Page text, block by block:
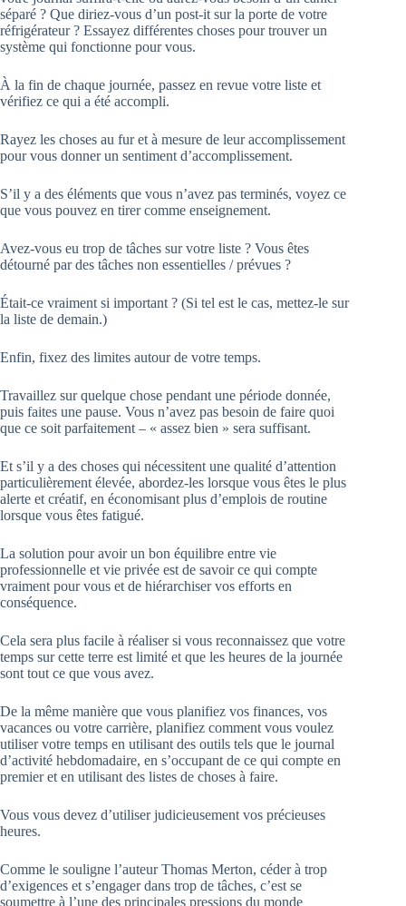
séparé ? Que diriez-vous d’un post-it sur la porte de votre
réfrigérateur ? Essayez différentes choses pour trouver un
système qui fonctionne pour vous.
À la fin de chaque journée, passez en revue votre liste et
vérifiez ce qui a été accompli.
Rayez les choses au fur et à mesure de leur accomplissement
pour vous donner un sentiment d’accomplissement.
S’il y a des éléments que vous n’avez pas terminés, voyez ce
que vous pouvez en tirer comme enseignement.
Avez-vous eu trop de tâches sur votre liste ? Vous êtes
détourné par des tâches non essentielles / prévues ?
Était-ce vraiment si important ? (Si tel est le cas, mettez-le sur
la liste de demain.)
Enfin, fixez des limites autour de votre temps.
Travaillez sur quelque chose pendant une période donnée,
puis faites une pause. Vous n’avez pas besoin de faire quoi
que ce soit parfaitement – « assez bien » sera suffisant.
Et s’il y a des choses qui nécessitent une qualité d’attention
particulièrement élevée, abordez-les lorsque vous êtes le plus
alerte et créatif, en économisant plus d’emplois de routine
lorsque vous êtes fatigué.
La solution pour avoir un bon équilibre entre vie
professionnelle et vie privée est de savoir ce qui compte
vraiment pour vous et de hiérarchiser vos efforts en
conséquence.
Cela sera plus facile à réaliser si vous reconnaissez que votre
temps sur cette terre est limité et que les heures de la journée
sont tout ce que vous avez.
De la même manière que vous planifiez vos finances, vos
vacances ou votre carrière, planifiez comment vous voulez
utiliser votre temps en utilisant des outils tels que le journal
d’activité hebdomadaire, en s’occupant de ce qui compte en
premier et en utilisant des listes de choses à faire.
Vous vous devez d’utiliser judicieusement vos précieuses
heures.
Comme le souligne l’auteur Thomas Merton, céder à trop
d’exigences et s’engager dans trop de tâches, c’est se
soumettre à l’une des principales pressions du monde